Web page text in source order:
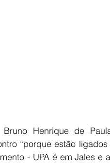
Henrique de
“porque estão
- UPA é em Jales e